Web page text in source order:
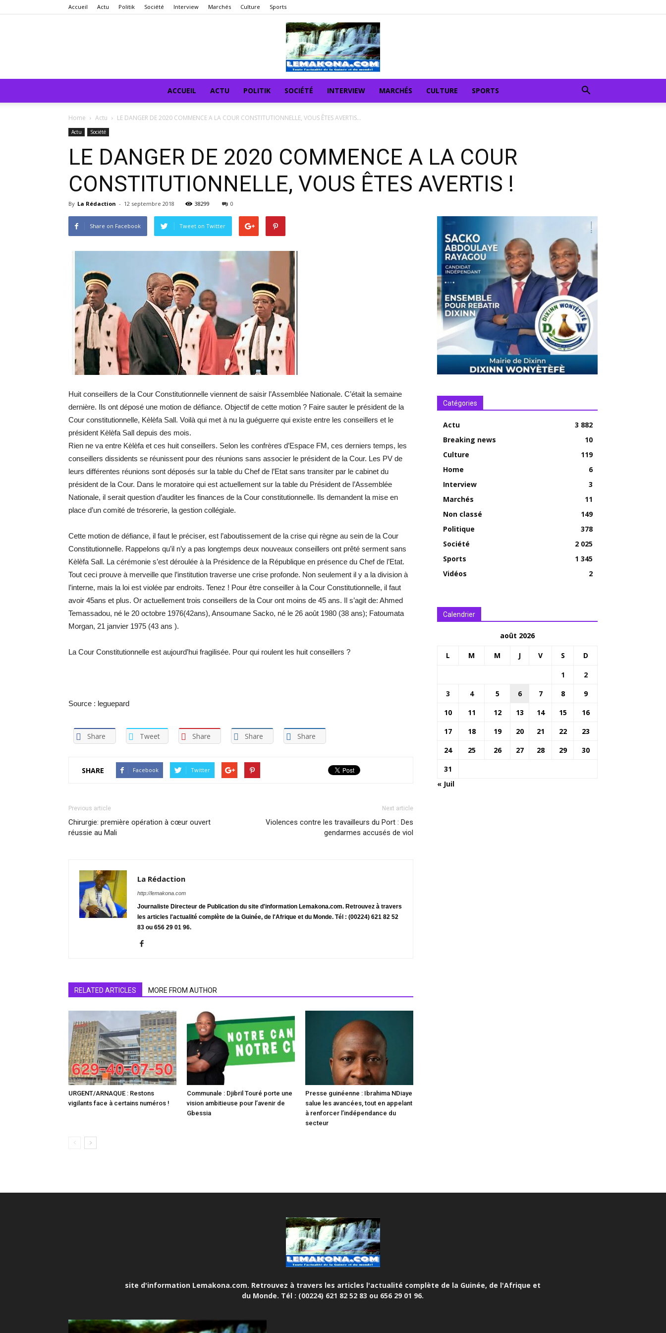
Accueil Actu Politik Société Interview Marchés Culture Sports
ACCUEIL ACTU POLITIK SOCIÉTÉ INTERVIEW MARCHÉS CULTURE SPORTS
Home Actu LE DANGER DE 2020 COMMENCE A LA COUR CONSTITUTIONNELLE, VOUS ÊTES AVERTIS...
Actu Société
LE DANGER DE 2020 COMMENCE A LA COUR
CONSTITUTIONNELLE, VOUS ÊTES AVERTIS !
By La Rédaction - 12 septembre 2018 38299 0
Share on Facebook Tweet on Twitter
Huit conseillers de la Cour Constitutionnelle viennent de saisir l’Assemblée Nationale. C’était la semaine
dernière. Ils ont déposé une motion de défiance. Objectif de cette motion ? Faire sauter le président de la
Cour constitutionnelle, Kèlèfa Sall. Voilà qui met à nu la guéguerre qui existe entre les conseillers et le
président Kèlèfa Sall depuis des mois.
Rien ne va entre Kèlèfa et ces huit conseillers. Selon les confrères d’Espace FM, ces derniers temps, les
conseillers dissidents se réunissent pour des réunions sans associer le président de la Cour. Les PV de
leurs différentes réunions sont déposés sur la table du Chef de l’Etat sans transiter par le cabinet du
président de la Cour. Dans le moratoire qui est actuellement sur la table du Président de l’Assemblée
Nationale, il serait question d’auditer les finances de la Cour constitutionnelle. Ils demandent la mise en
place d’un comité de trésorerie, la gestion collégiale.
Cette motion de défiance, il faut le préciser, est l’aboutissement de la crise qui règne au sein de la Cour
Constitutionnelle. Rappelons qu’il n’y a pas longtemps deux nouveaux conseillers ont prêté serment sans
Kèlèfa Sall. La cérémonie s’est déroulée à la Présidence de la République en présence du Chef de l’Etat.
Tout ceci prouve à merveille que l’institution traverse une crise profonde. Non seulement il y a la division à
l’interne, mais la loi est violée par endroits. Tenez ! Pour être conseiller à la Cour Constitutionnelle, il faut
avoir 45ans et plus. Or actuellement trois conseillers de la Cour ont moins de 45 ans. Il s’agit de: Ahmed
Temassadou, né le 20 octobre 1976(42ans), Ansoumane Sacko, né le 26 août 1980 (38 ans); Fatoumata
Morgan, 21 janvier 1975 (43 ans ).
La Cour Constitutionnelle est aujourd’hui fragilisée. Pour qui roulent les huit conseillers ?
Source : leguepard
Share Tweet Share Share Share
SHARE Facebook Twitter
Previous article
Chirurgie: première opération à cœur ouvert
réussie au Mali
Next article
Violences contre les travailleurs du Port : Des
gendarmes accusés de viol
La Rédaction
http://lemakona.com
Journaliste Directeur de Publication du site d'information Lemakona.com. Retrouvez à travers
les articles l'actualité complète de la Guinée, de l'Afrique et du Monde. Tél : (00224) 621 82 52
83 ou 656 29 01 96.
RELATED ARTICLES MORE FROM AUTHOR
URGENT/ARNAQUE : Restons
vigilants face à certains numéros !
Communale : Djibril Touré porte une
vision ambitieuse pour l’avenir de
Gbessia
Presse guinéenne : Ibrahima NDiaye
salue les avancées, tout en appelant
à renforcer l’indépendance du
secteur
Catégories
Actu
3 882
Breaking news
10
Culture
119
Home
6
Interview
3
Marchés
11
Non classé
149
Politique
378
Société
2 025
Sports
1 345
Vidéos
2
Calendrier
août 2026
L M M J V S D
1
2
3
4 5 6 7 8
9
10
11 12 13 14 15
16
17
18 19 20 21 22
23
24
25 26 27 28 29
30
31
« Juil
site d'information Lemakona.com. Retrouvez à travers les articles l'actualité complète de la Guinée, de l'Afrique et
du Monde. Tél : (00224) 621 82 52 83 ou 656 29 01 96.